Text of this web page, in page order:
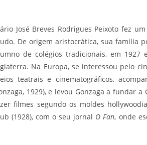
José Breves Rodrigues Peixoto fez
De origem aristocrática, sua família
de colégios tradicionais, em 1927
Na Europa, se interessou pelo
teatrais e cinematográficos,
1929), e levou Gonzaga a fundar
filmes segundo os moldes
(1928), com o seu jornal O Fan, onde